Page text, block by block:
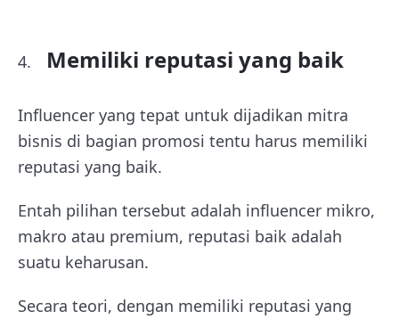
Memiliki reputasi yang baik
Influencer yang tepat untuk dijadikan mitra
bisnis di bagian promosi tentu harus memiliki
reputasi yang baik.
Entah pilihan tersebut adalah influencer mikro,
makro atau premium, reputasi baik adalah
suatu keharusan.
Secara teori, dengan memiliki reputasi yang